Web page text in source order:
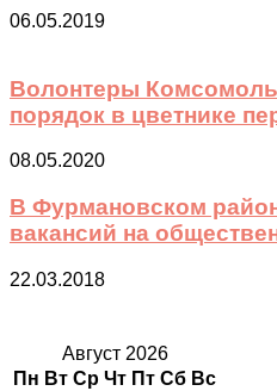
06.05.2019
Волонтеры
порядок в цветнике
08.05.2020
В Фурмановском
вакансий на
22.03.2018
Август 2026
Пн Вт Ср Чт Пт Сб Вс